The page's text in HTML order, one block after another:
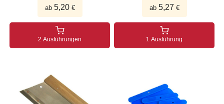
ab 5,20€
2 Ausführungen
ab 5,27 €
1 Ausführung